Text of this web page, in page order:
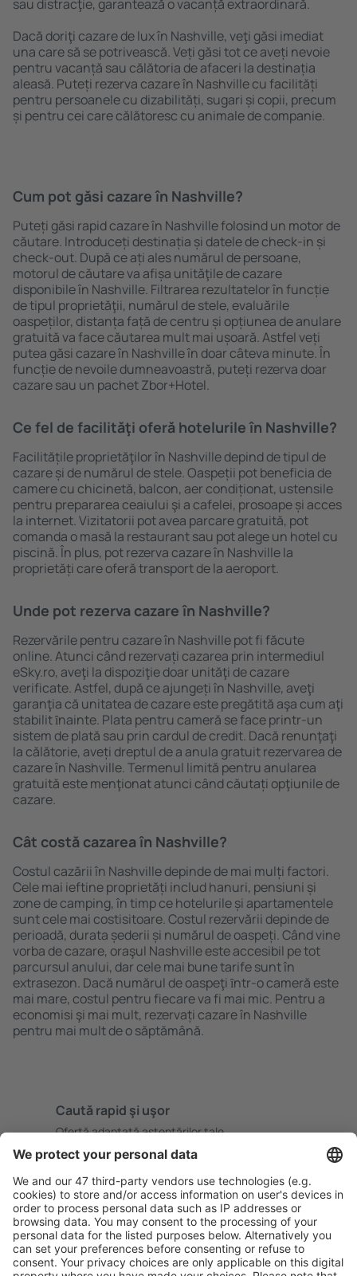
sau distracţie, garantează o vacanță extraordinară.
Dacă doriţi cazare de lux în Nashville, veţi găsi imediat
una care să se potrivească. Veți găsi tot ce aveți nevoie
pentru vacanță sau călătoria de afaceri la destinația
aleasă. Puteți rezerva cazare în Nashville cu facilități
pentru persoanele cu dizabilități, sugari și copii, precum
și pentru cei care călătoresc cu animale de companie.
Cum pot găsi cazare în Nashville?
Puteți găsi rapid cazare în Nashville folosind un motor de
căutare. Introduceți destinația și datele de check-in și
check-out. După ce ați ales numărul de persoane,
motorul de căutare va afișa unităţile de cazare
disponibile în Nashville. Filtrarea rezultatelor în funcție
de tipul proprietăţii, numărul de stele, evaluările
oaspeților, distanța față de centru și opțiunea de anulare
gratuită va face căutarea mult mai ușoară. Astfel veți
putea găsi cazare în Nashville în doar câteva minute. În
funcție de nevoile dumneavoastră, puteți rezerva doar
cazare sau un pachet Zbor+Hotel.
Ce fel de facilităţi oferă hotelurile în Nashville?
Facilitățile proprietăţilor în Nashville depind de tipul de
cazare și de numărul de stele. Oaspeții pot beneficia de
camere cu chicinetă, balcon, aer condiționat, ustensile
pentru prepararea ceaiului şi a cafelei, prosoape și acces
la internet. Vizitatorii pot avea parcare gratuită, pot
comanda o masă la restaurant sau pot alege un hotel cu
piscină. În plus, pot rezerva cazare în Nashville la
proprietăți care oferă transport de la aeroport.
Unde pot rezerva cazare în Nashville?
Rezervările pentru cazare în Nashville pot fi făcute
online. Atunci când rezervați cazarea prin intermediul
eSky.ro, aveţi la dispoziţie doar unităţi de cazare
verificate. Astfel, după ce ajungeți în Nashville, aveţi
garanţia că unitatea de cazare este pregătită aşa cum aţi
stabilit ȋnainte. Plata pentru cameră se face printr-un
sistem de plată sau prin cardul de credit. Dacă renunţaţi
la călătorie, aveți dreptul de a anula gratuit rezervarea de
cazare în Nashville. Termenul limită pentru anularea
gratuită este menţionat atunci când căutați opţiunile de
cazare.
Cât costă cazarea în Nashville?
Costul cazării în Nashville depinde de mai mulți factori.
Cele mai ieftine proprietăți includ hanuri, pensiuni și
zone de camping, în timp ce hotelurile și apartamentele
sunt cele mai costisitoare. Costul rezervării depinde de
perioadă, durata șederii și numărul de oaspeți. Când vine
vorba de cazare, oraşul Nashville este accesibil pe tot
parcursul anului, dar cele mai bune tarife sunt în
extrasezon. Dacă numărul de oaspeţi ȋntr-o cameră este
mai mare, costul pentru fiecare va fi mai mic. Pentru a
economisi şi mai mult, rezervați cazare în Nashville
pentru mai mult de o săptămână.
Caută rapid şi uşor
Ofertă adaptată aşteptărilor tale.
Planifică ȋn siguranţă
Rezervare fără griji cu opțiune gratuită de anulare.
Economiseşte mai mult
Prețuri atractive și oferte speciale pentru utilizatorii